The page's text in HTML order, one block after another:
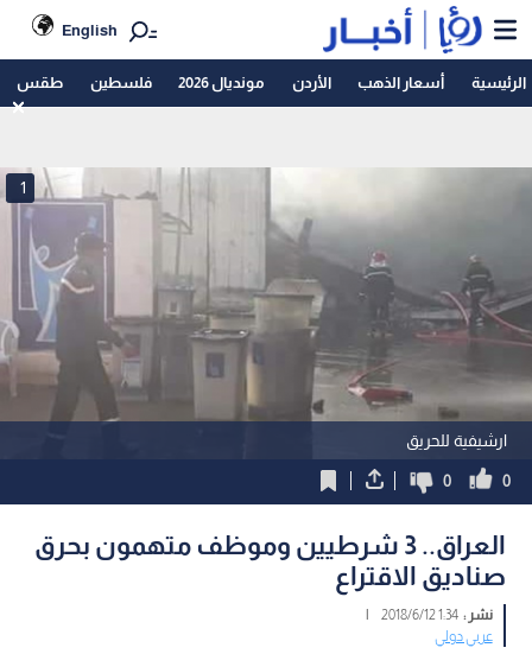
English
الرئيسية أسعار الذهب الأردن مونديال 2026 فلسطين طقس
ارشيفية للحريق
1
0
0
العراق.. 3 شرطيين وموظف متهمون بحرق
صناديق الاقتراع
نشر :1:34 2018/6/12
|
عربي دولي